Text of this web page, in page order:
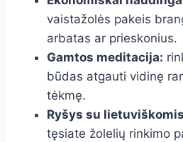
vaistažolės pakeis
arbatas ar prieskonius.
Gamtos meditacija:
būdas atgauti vidinę
tėkmę.
Ryšys su
tęsiate žolelių rinkimo